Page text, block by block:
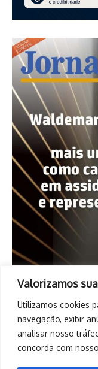
Valorizamos
Utilizamos cookies
navegação, exibir
analisar nosso
concorda com